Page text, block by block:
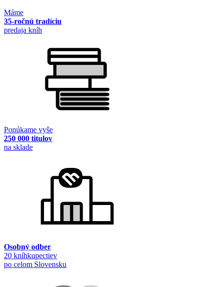
Máme
35-ročnú tradíciu
predaja kníh
Ponúkame vyše
250 000 titulov
na sklade
Osobný odber
20 kníhkupectiev
po celom Slovensku